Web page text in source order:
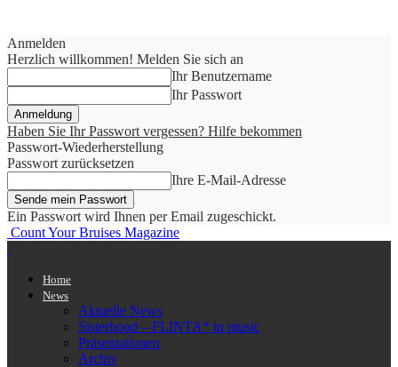
Anmelden
Herzlich willkommen! Melden Sie sich an
Ihr Benutzername
Ihr Passwort
Haben Sie Ihr Passwort vergessen? Hilfe bekommen
Passwort-Wiederherstellung
Passwort zurücksetzen
Ihre E-Mail-Adresse
Ein Passwort wird Ihnen per Email zugeschickt.
Count Your Bruises Magazine
Home
News
Aktuelle News
Sisterhood – FLINTA* in music
Präsentationen
Archiv